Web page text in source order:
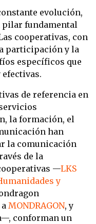
evolución,
pilar fundamental
cooperativas, con
participación y la
específicos que
de referencia en
la formación, el
han
la comunicación
de la
—LKS
y
MONDRAGON, y
conforman un